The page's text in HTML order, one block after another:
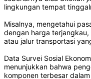
lingkungan tempat
Misalnya, mengetahui
dengan harga
atau jalur transportasi
Data Survei Sosial
menunjukkan bahwa
komponen terbesar